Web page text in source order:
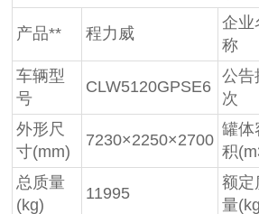
产品** 程力威
企业
称
车辆型
号
CLW5120GPSE6
公告
次
外形尺
寸(mm)
7230×2250×2700
罐体
积
总质量
(kg)
11995
额定
量